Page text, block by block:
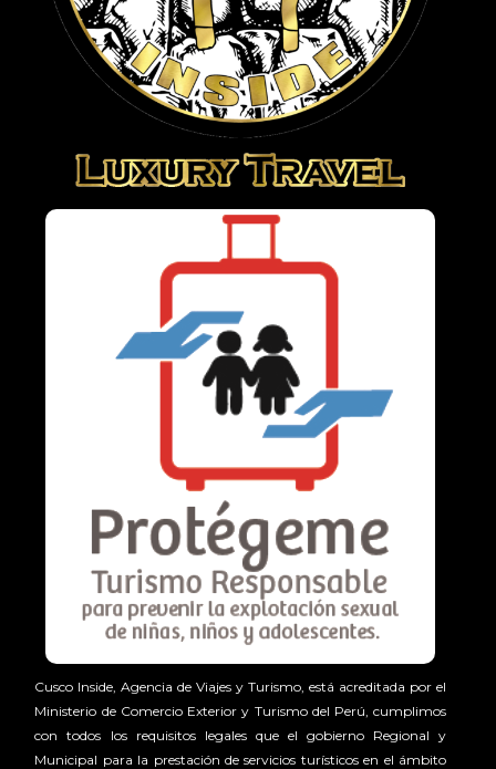
Cusco Inside, Agencia de Viajes y Turismo, está acreditada por el
Ministerio de Comercio Exterior y Turismo del Perú, cumplimos
con todos los requisitos legales que el gobierno Regional y
Municipal para la prestación de servicios turísticos en el ámbito